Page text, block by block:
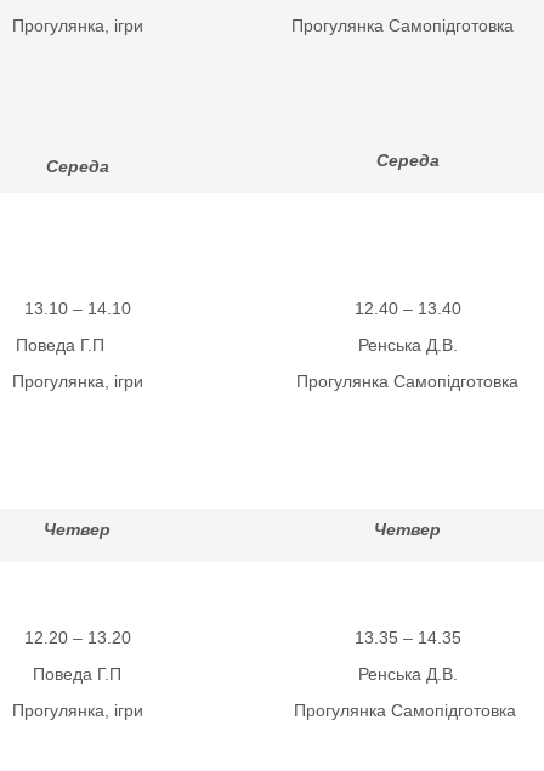
Прогулянка, ігри
Прогулянка Самопідготовка
Середа Середа
13.10 – 14.10
Поведа Г.П
Прогулянка, ігри
12.40 – 13.40
Ренська Д.В.
Прогулянка Самопідготовка
Четвер Четвер
12.20 – 13.20
Поведа Г.П
Прогулянка, ігри
13.35 – 14.35
Ренська Д.В.
Прогулянка Самопідготовка